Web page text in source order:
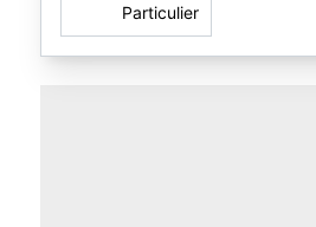
Particulier